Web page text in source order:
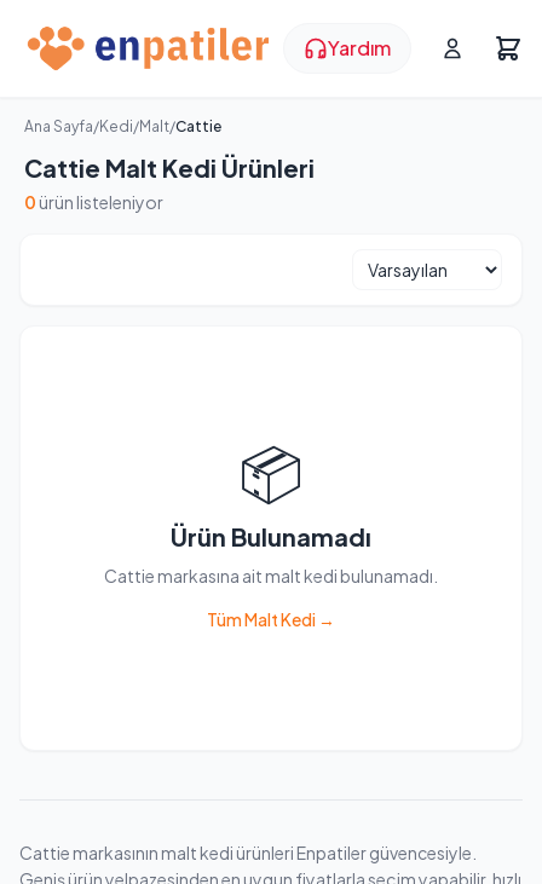
Yardım
Ana Sayfa/Kedi/Malt/Cattie
Cattie Malt Kedi Ürünleri
0 ürün listeleniyor
📦
Ürün Bulunamadı
Cattie markasına ait malt kedi bulunamadı.
Tüm Malt Kedi →
Cattie markasının malt kedi ürünleri Enpatiler güvencesiyle.
Geniş ürün yelpazesinden en uygun fiyatlarla seçim yapabilir, hızlı